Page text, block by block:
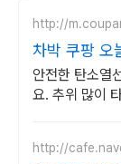
http://
차박 쿠팡 오
안전한 탄소열
요. 추위 많이
http://